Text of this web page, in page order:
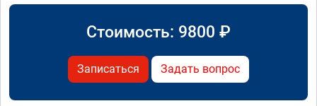
Стоимость: 9800 ₽
Записаться Задать вопрос